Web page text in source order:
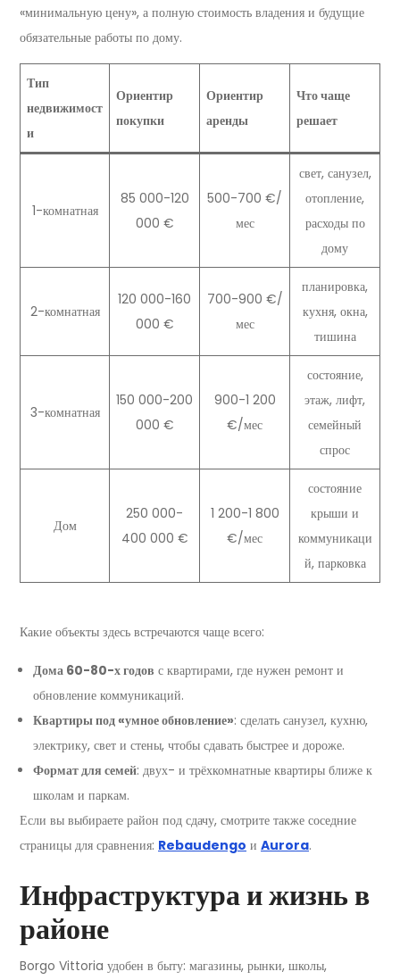
«минимальную цену», а полную стоимость владения и будущие
обязательные работы по дому.
Тип
недвижимост
и
Ориентир
покупки
Ориентир
аренды
Что чаще
решает
1-комнатная
85 000-120
000 €
500-700 €/
мес
свет, санузел,
отопление,
расходы по
дому
2-комнатная
120 000-160
000 €
700-900 €/
мес
планировка,
кухня, окна,
тишина
3-комнатная
150 000-200
000 €
900-1 200
€/мес
состояние,
этаж, лифт,
семейный
спрос
Дом
250 000-
400 000 €
1 200-1 800
€/мес
состояние
крыши и
коммуникаци
й, парковка
Какие объекты здесь встречаются чаще всего:
Дома 60-80-х годов с квартирами, где нужен ремонт и
обновление коммуникаций.
Квартиры под «умное обновление»: сделать санузел, кухню,
электрику, свет и стены, чтобы сдавать быстрее и дороже.
Формат для семей: двух- и трёхкомнатные квартиры ближе к
школам и паркам.
Если вы выбираете район под сдачу, смотрите также соседние
страницы для сравнения: Rebaudengo и Aurora.
Инфраструктура и жизнь в
районе
Borgo Vittoria удобен в быту: магазины, рынки, школы,